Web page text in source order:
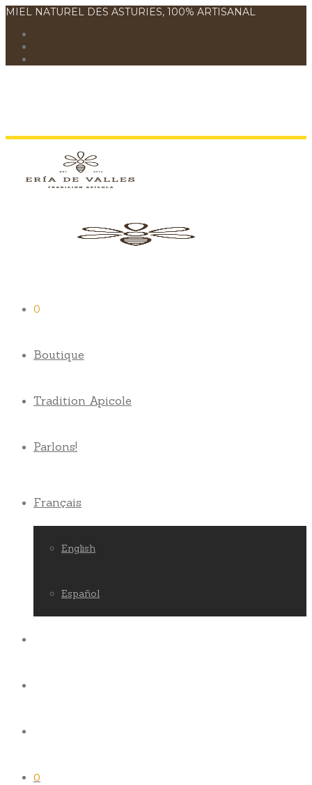
MIEL NATUREL DES ASTURIES, 100% ARTISANAL
0
Boutique
Tradition Apicole
Parlons!
Français
English
Español
0